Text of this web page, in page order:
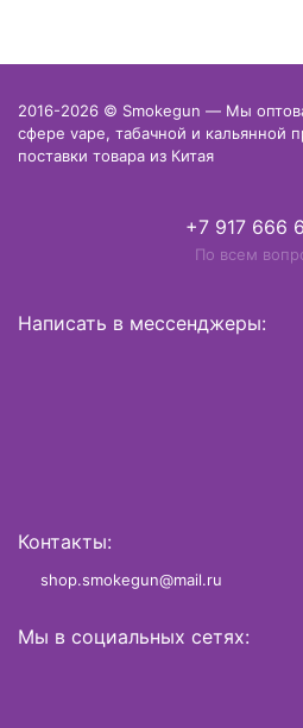
2016-2026 © Smokegun — Мы
сфере vape, табачной и кальянной
поставки товара из Китая
+7 917 666
По всем
Написать в мессенджеры:
Контакты:
shop.smokegun@mail.ru
Мы в социальных сетях: